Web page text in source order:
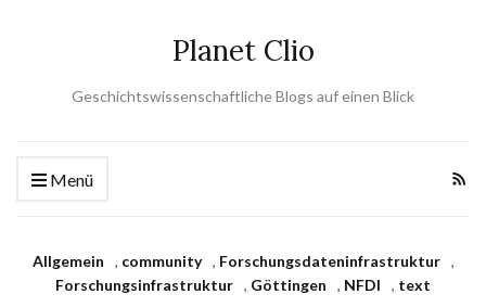
Planet Clio
Geschichtswissenschaftliche Blogs auf einen Blick
Menü
Allgemein , community , Forschungsdateninfrastruktur
,
Forschungsinfrastruktur , Göttingen , NFDI , text